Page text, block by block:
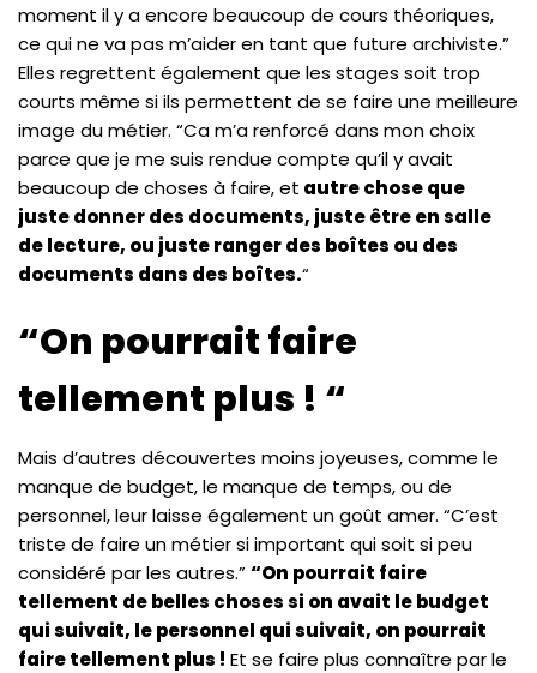
moment il y a encore beaucoup de cours théoriques,
ce qui ne va pas m’aider en tant que future archiviste.”
Elles regrettent également que les stages soit trop
courts même si ils permettent de se faire une meilleure
image du métier. “Ca m’a renforcé dans mon choix
parce que je me suis rendue compte qu’il y avait
beaucoup de choses à faire, et autre chose que
juste donner des documents, juste être en salle
de lecture, ou juste ranger des boîtes ou des
documents dans des boîtes.“
“On pourrait faire
tellement plus ! “
Mais d’autres découvertes moins joyeuses, comme le
manque de budget, le manque de temps, ou de
personnel, leur laisse également un goût amer. “C’est
triste de faire un métier si important qui soit si peu
considéré par les autres.”“On pourrait faire
tellement de belles choses si on avait le budget
qui suivait, le personnel qui suivait, on pourrait
faire tellement plus ! Et se faire plus connaître par le